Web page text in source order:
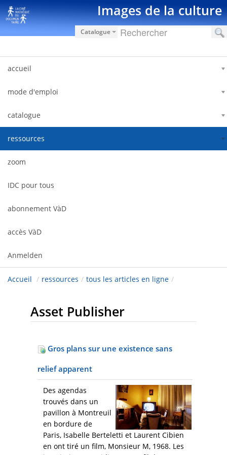
Zum Inhalt wechseln Images de la culture
Catalogue
accueil
mode d'emploi
catalogue
ressources
zoom
IDC pour tous
abonnement VàD
accès VàD
Anmelden
Accueil / ressources / tous les articles en ligne /
Asset Publisher
Gros plans sur une existence sans
relief apparent
Des agendas
trouvés dans un
pavillon à Montreuil
en bordure de
Paris, Isabelle Berteletti et Laurent Cibien
en ont tiré un film, Monsieur M, 1968. Les